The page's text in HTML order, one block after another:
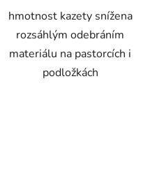
hmotnost kazety snížena
rozsáhlým odebráním
materiálu na pastorcích i
podložkách